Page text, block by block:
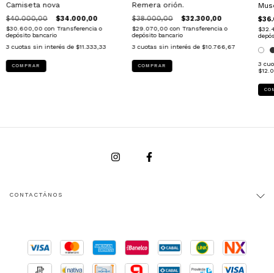
Camiseta nova
$40.000,00 $34.000,00
$30.600,00con Transferencia o
depósito bancario
3 cuotas sin interés de $11.333,33
COMPRAR
Remera orión.
$38.000,00 $32.300,00
$29.070,00con Transferencia o
depósito bancario
3 cuotas sin interés de $10.766,67
COMPRAR 3
CONTACTÁNOS